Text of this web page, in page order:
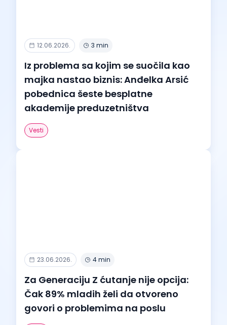
12.06.2026. 3 min
Iz problema sa kojim se suočila kao
majka nastao biznis: Anđelka Arsić
pobednica šeste besplatne
akademije preduzetništva
Vesti
23.06.2026. 4 min
Za Generaciju Z ćutanje nije opcija:
Čak 89% mladih želi da otvoreno
govori o problemima na poslu